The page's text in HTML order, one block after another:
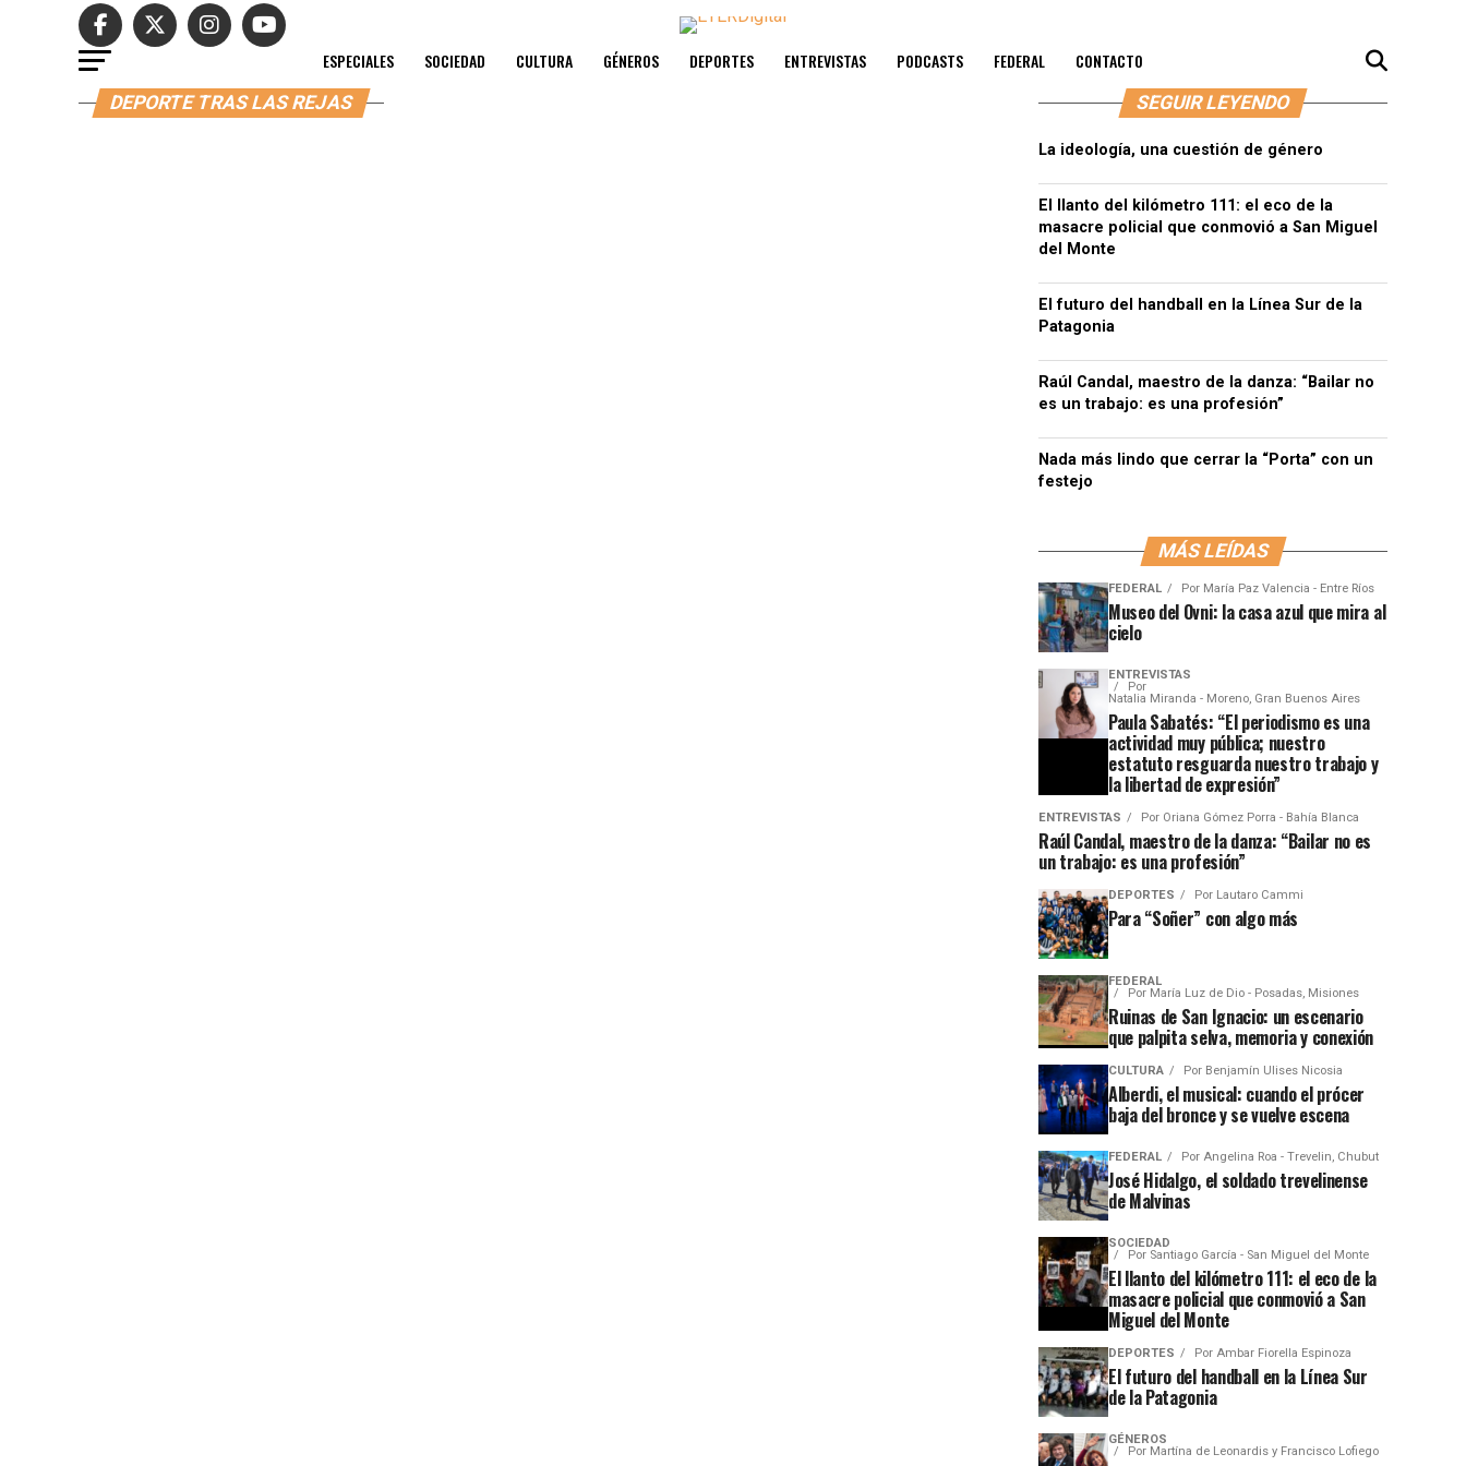
ESPECIALES SOCIEDAD CULTURA GÉNEROS DEPORTES ENTREVISTAS PODCASTS FEDERAL CONTACTO
DEPORTE TRAS LAS REJAS SEGUIR LEYENDO
La ideología, una cuestión de género
El llanto del kilómetro 111: el eco de la
masacre policial que conmovió a San Miguel
del Monte
El futuro del handball en la Línea Sur de la
Patagonia
Raúl Candal, maestro de la danza: “Bailar no
es un trabajo: es una profesión”
Nada más lindo que cerrar la “Porta” con un
festejo
MÁS LEÍDAS
FEDERAL Por María Paz Valencia - Entre Ríos
Museo del Ovni: la casa azul que mira al
cielo
ENTREVISTAS
Por
Natalia Miranda - Moreno, Gran Buenos Aires
Paula Sabatés: “El periodismo es una
actividad muy pública; nuestro
estatuto resguarda nuestro trabajo y
la libertad de expresión”
ENTREVISTAS Por Oriana Gómez Porra - Bahía Blanca
Raúl Candal, maestro de la danza: “Bailar no es
un trabajo: es una profesión”
DEPORTES Por Lautaro Cammi
Para “Soñer” con algo más
FEDERAL
Por María Luz de Dio - Posadas, Misiones
Ruinas de San Ignacio: un escenario
que palpita selva, memoria y conexión
CULTURA Por Benjamín Ulises Nicosia
Alberdi, el musical: cuando el prócer
baja del bronce y se vuelve escena
FEDERAL Por Angelina Roa - Trevelin, Chubut
José Hidalgo, el soldado trevelinense
de Malvinas
SOCIEDAD
Por Santiago García - San Miguel del Monte
El llanto del kilómetro 111: el eco de la
masacre policial que conmovió a San
Miguel del Monte
DEPORTES Por Ambar Fiorella Espinoza
El futuro del handball en la Línea Sur
de la Patagonia
GÉNEROS
Por Martína de Leonardis y Francisco Lofiego